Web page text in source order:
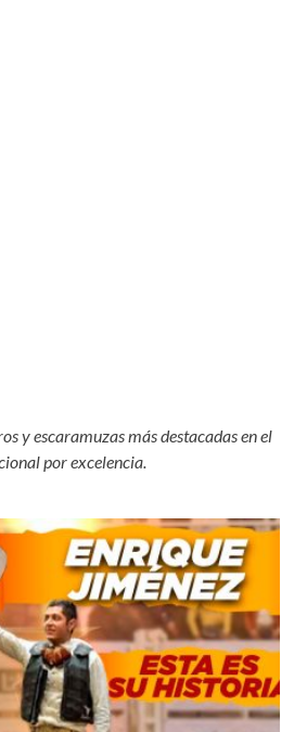
y escaramuzas más destacadas en el
por excelencia.